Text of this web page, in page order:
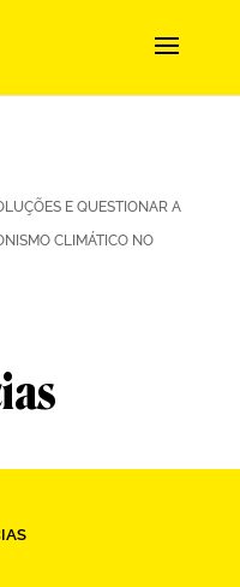
E QUESTIONAR A
CLIMÁTICO NO